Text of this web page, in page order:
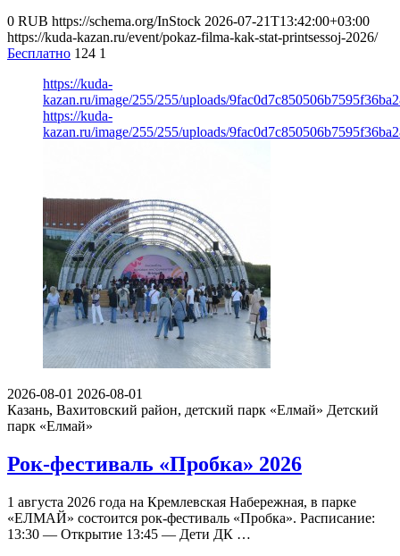
0 RUB https://schema.org/InStock 2026-07-21T13:42:00+03:00
https://kuda-kazan.ru/event/pokaz-filma-kak-stat-printsessoj-2026/
Бесплатно 124 1
https://kuda-
kazan.ru/image/255/255/uploads/
https://kuda-
kazan.ru/image/255/255/uploads/
2026-08-01 2026-08-01
Казань, Вахитовский район, детский парк «Елмай» Детский
парк «Елмай»
Рок-фестиваль «Пробка» 2026
1 августа 2026 года на Кремлевская Набережная, в парке
«ЕЛМАЙ» состоится рок-фестиваль «Пробка». Расписание:
13:30 — Открытие 13:45 — Дети ДК …